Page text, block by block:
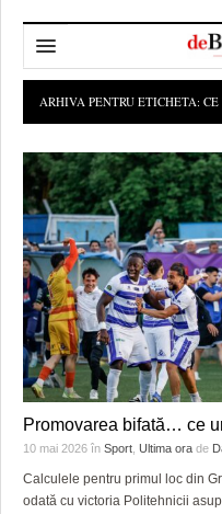
REDACȚIA DEBANAT
POLITICA DE COOKIES
POLITICA DE
PRIMĂRIA TIMIŞOARA
CONSILIUL
PREFECTURA TIMIŞ
POLITICĂ
POLITICA
SPORT
POLI TIMISOARA
FOTBAL JUDETEAN
ALTE SPORTURI
OPINII
DOSARELE DEBANAT
ETICA LUCIDITĂȚII
JURNAL DE CAMPANIE
ZÂMBETE AMARE
GRĂDINA TAICII
TIMP LIBER ȘI CULTURĂ
TIMP LIBER
ULTRAMARIN VA
CULTURA
CRONICĂ DE FILM
ECONOMIC
AFACERI
SĂNĂTATE
MAI MULTE
ACCIDENTE
ARHIVA PENTRU ETICHETA:
Promovarea bifată… ce
10 mai 2026 în Sport Ultima ora de
Calculele pentru primul loc din
odată cu victoria Politehnicii